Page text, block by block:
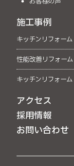
施工事例
キッチンリフォーム
性能改善リフォーム
キッチンリフォーム
アクセス
採用情報
お問い合わせ